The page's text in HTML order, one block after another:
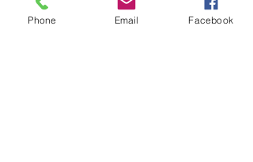
Aggiungi al carrello
Phone Email Facebook